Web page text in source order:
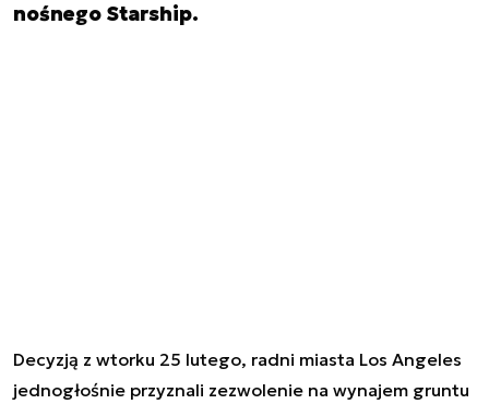
nośnego Starship.
Decyzją z wtorku 25 lutego, radni miasta Los Angeles
jednogłośnie przyznali zezwolenie na wynajem gruntu